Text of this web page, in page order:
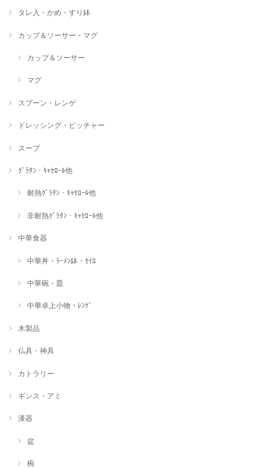
タレ入・かめ・すり鉢
カップ＆ソーサー・マグ
カップ＆ソーサー
マグ
スプーン・レンゲ
ドレッシング・ピッチャー
スープ
ｸﾞﾗﾀﾝ・ｷｬｾﾛｰﾙ他
耐熱ｸﾞﾗﾀﾝ・ｷｬｾﾛｰﾙ他
非耐熱ｸﾞﾗﾀﾝ・ｷｬｾﾛｰﾙ他
中華食器
中華丼・ﾗｰﾒﾝ鉢・ｾｲﾛ
中華碗・皿
中華卓上小物・ﾚﾝｹﾞ
木製品
仏具・神具
カトラリー
ギンス・アミ
漆器
盆
椀